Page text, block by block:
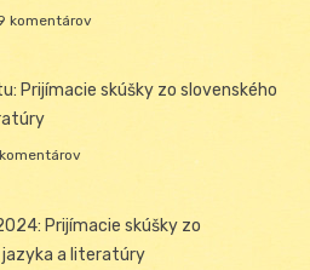
komentárov
Prijímacie skúšky zo slovenského
Prijímacie skúšky zo
jazyka a literatúry